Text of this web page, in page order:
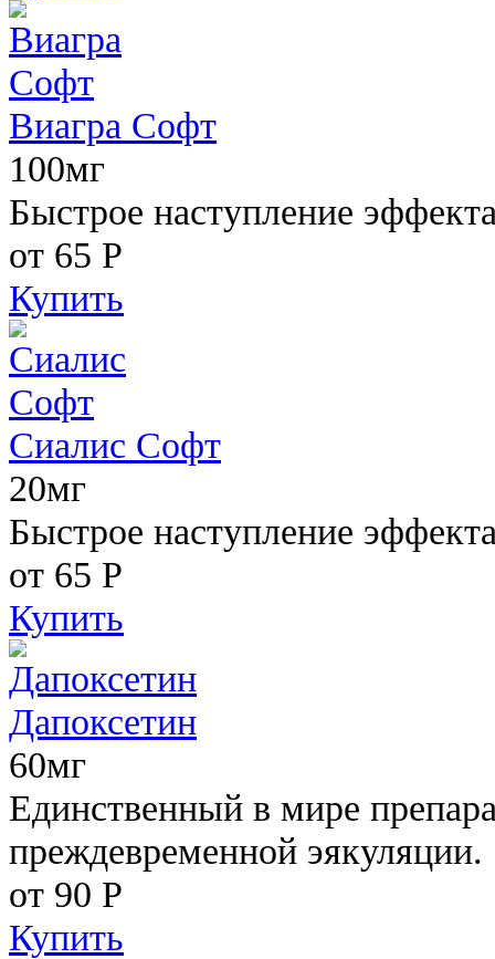
Виагра Софт
100мг
Быстрое наступление
от 65 Р
Купить
Сиалис Софт
20мг
Быстрое наступление
от 65 Р
Купить
Дапоксетин
60мг
Единственный в мире
преждевременной эякуляции.
от 90 Р
Купить